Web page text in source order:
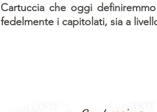
Cartuccia che oggi
fedelmente i capitolati, sia a